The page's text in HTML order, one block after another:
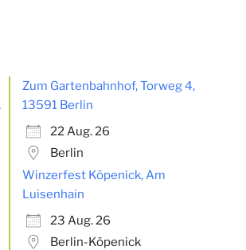
Zum Gartenbahnhof, Torweg 4,
13591 Berlin
22 Aug. 26
Berlin
Winzerfest Köpenick, Am
Luisenhain
23 Aug. 26
Berlin-Köpenick